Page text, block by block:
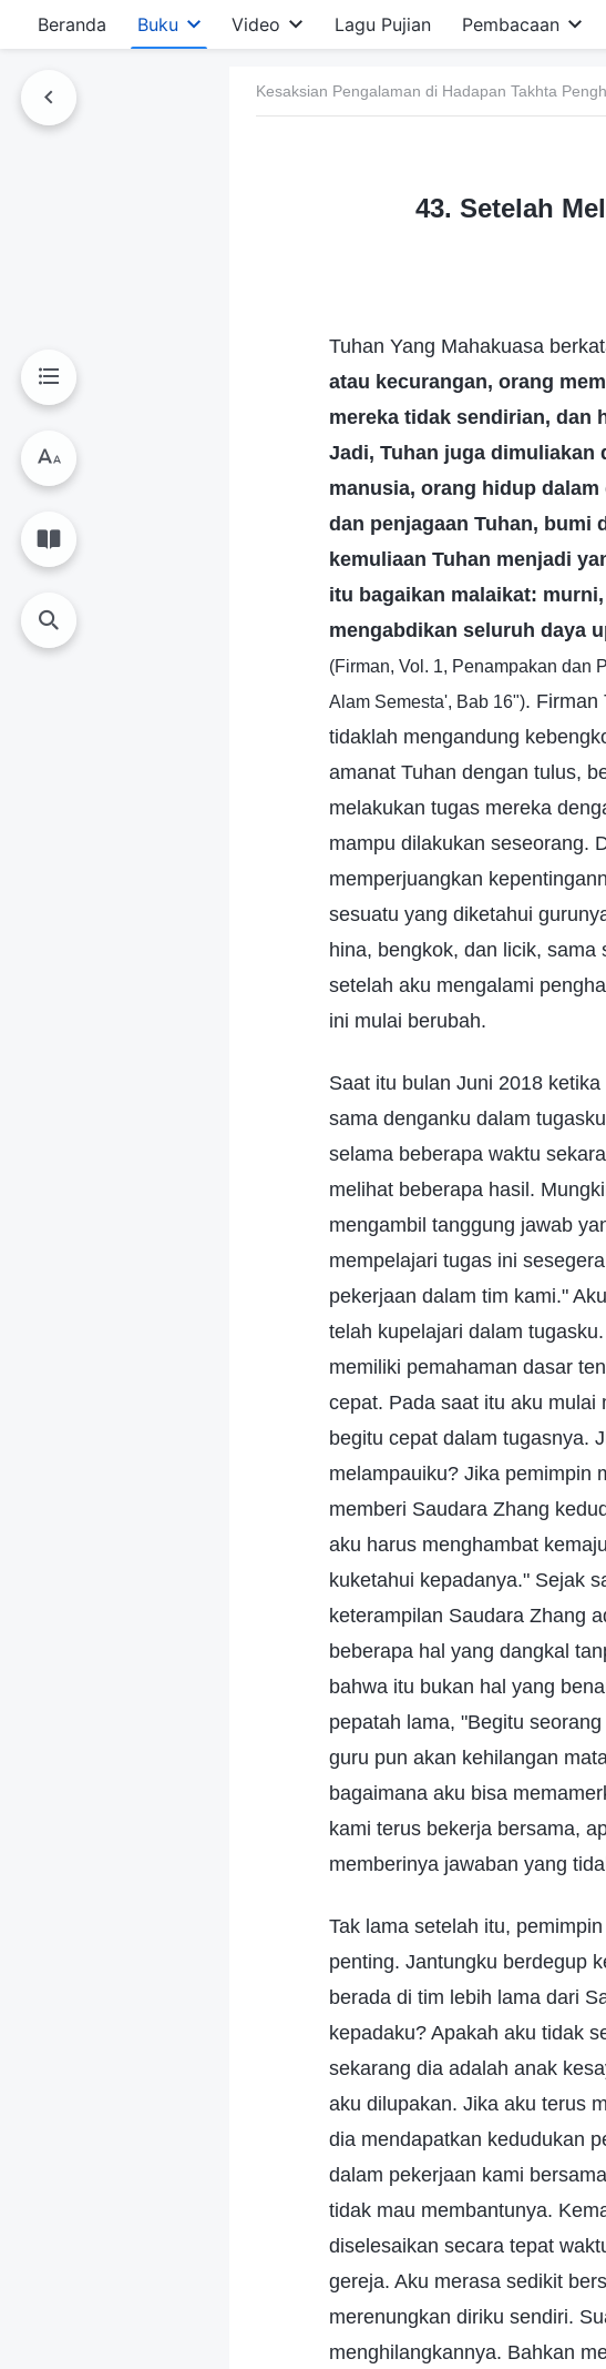
Beranda Buku Video Lagu Pujian Pembacaan
Kesaksian Pengalaman di Hadapan Takhta
43. Setelah
Tuhan Yang Mahakuasa
atau kecurangan, orang
mereka tidak sendirian, dan
Jadi, Tuhan juga dimuliakan
manusia, orang hidup
dan penjagaan Tuhan, bumi
kemuliaan Tuhan menjadi
itu bagaikan malaikat:
mengabdikan seluruh daya
(Firman, Vol. 1, Penampakan dan
Alam Semesta', Bab 16"). Firman
tidaklah mengandung
amanat Tuhan dengan tulus,
melakukan tugas mereka
mampu dilakukan seseorang.
memperjuangkan
sesuatu yang diketahui
hina, bengkok, dan licik,
setelah aku mengalami
ini mulai berubah.
Saat itu bulan Juni 2018
sama denganku dalam
selama beberapa waktu
melihat beberapa hasil.
mengambil tanggung jawab
mempelajari tugas ini
pekerjaan dalam tim kami."
telah kupelajari dalam
memiliki pemahaman dasar
cepat. Pada saat itu aku mulai
begitu cepat dalam tugasnya.
melampauiku? Jika pemimpin
memberi Saudara Zhang
aku harus menghambat
kuketahui kepadanya." Sejak
keterampilan Saudara Zhang
beberapa hal yang dangkal
bahwa itu bukan hal yang
pepatah lama, "Begitu
guru pun akan kehilangan
bagaimana aku bisa
kami terus bekerja bersama,
memberinya jawaban yang
Tak lama setelah itu,
penting. Jantungku berdegup
berada di tim lebih lama dari
kepadaku? Apakah aku tidak
sekarang dia adalah anak
aku dilupakan. Jika aku terus
dia mendapatkan kedudukan
dalam pekerjaan kami
tidak mau membantunya.
diselesaikan secara tepat
gereja. Aku merasa sedikit
merenungkan diriku sendiri.
menghilangkannya. Bahkan